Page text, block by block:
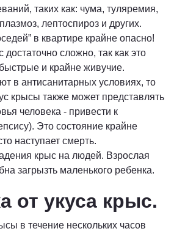
таких как: чума, туляремия,
лептоспироз и других.
в квартире крайне опасно!
сложно, так как это
и крайне живучие.
в антисанитарных условиях, то
крысы также может представлять
человека - привести к
Это состояние крайне
наступает смерть.
крыс на людей. Взрослая
загрызть маленького ребенка.
от укуса крыс.
в течение нескольких часов